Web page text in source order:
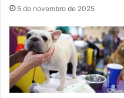
5 de novembro de 2025